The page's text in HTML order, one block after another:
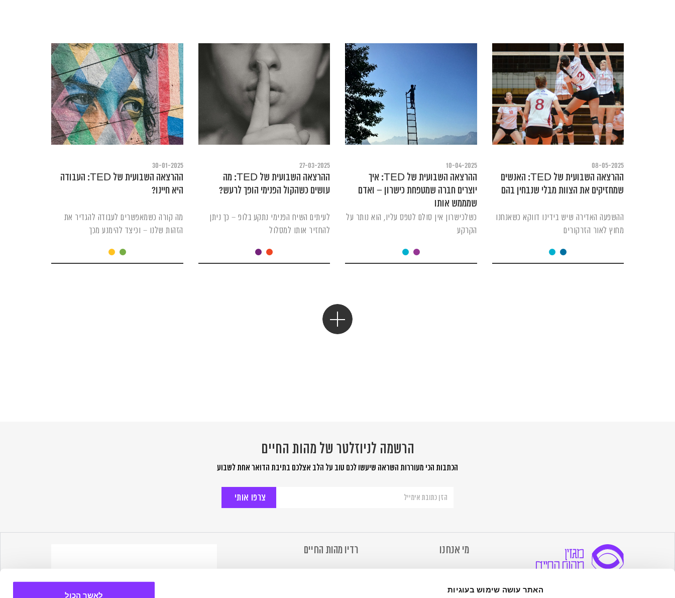
האתר עושה שימוש בעוגיות
לאשר הכול
08-05-2025
ההרצאה השבועית של TED: האנשים
שמחזיקים את הצוות מבלי שנבחין בהם
ההשפעה האדירה שיש בידינו דווקא כשאנחנו
מחוץ לאור הזרקורים
10-04-2025
ההרצאה השבועית של TED: איך
יוצרים חברה שמטפחת כישרון – ואדם
שמממש אותו
כשלכישרון אין סולם לטפס עליו, הוא נותר על
הקרקע
27-03-2025
ההרצאה השבועית של TED: מה
עושים כשהקול הפנימי הופך לרעש?
לעיתים השיח הפנימי נתקע בלופ – כך ניתן
להחזיר אותו למסלול
30-01-2025
ההרצאה השבועית של TED: העבודה
היא חיינו?
מה קורה כשמאפשרים לעבודה להגדיר את
הזהות שלנו – וכיצד להימנע מכך
הרשמה לניוזלטר של מהות החיים
הכתבות הכי מעוררות השראה שיעשו לכם טוב על הלב אצלכם בתיבת הדואר אחת לשבוע
לניוזלטר
מדיה שמגרה סקרנות, מעוררת השראה,
מי אנחנו
צרו קשר
רדיו מהות החיים